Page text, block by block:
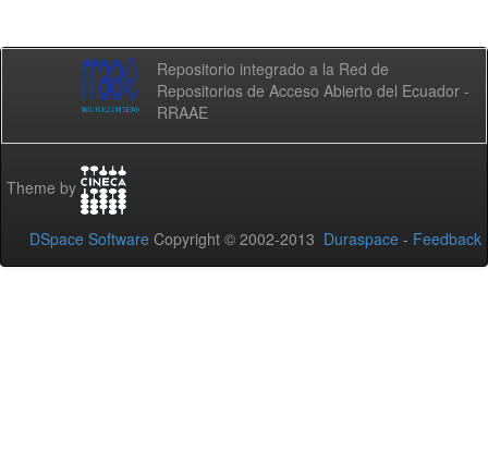
Repositorio integrado a la Red de
Repositorios de Acceso Abierto del Ecuador -
RRAAE
Theme by
DSpace Software Copyright © 2002-2013 Duraspace - Feedback